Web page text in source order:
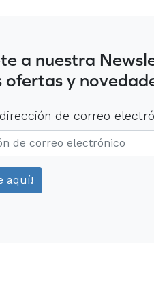
a nuestra
ofertas y
de correo